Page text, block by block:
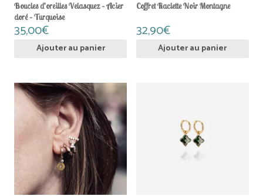
Boucles d’oreilles Velasquez – Acier
doré – Turquoise
35,00€
Ajouter au panier
Coffret Raclette Noir Montagne
32,90€
Ajouter au panier